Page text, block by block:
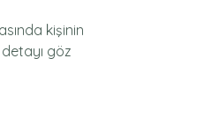
kişinin
göz